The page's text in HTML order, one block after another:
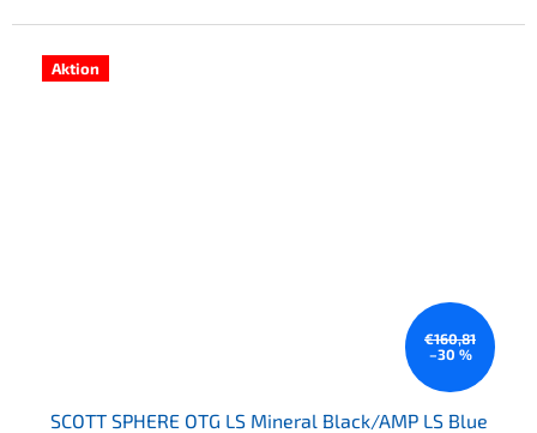
Aktion
€160,81
–30 %
SCOTT SPHERE OTG LS Mineral Black/AMP LS Blue